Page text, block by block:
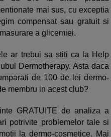
mai sus, cu exceptia
compensat sau gratuit si
a glicemiei.
ar trebui sa stiti ca la Help
Dermotherapy. Asta daca
de 100 de lei dermo-
membru in acest club?
GRATUITE de analiza a
potrivite problemelor tale si
la dermo-cosmetice. Mai